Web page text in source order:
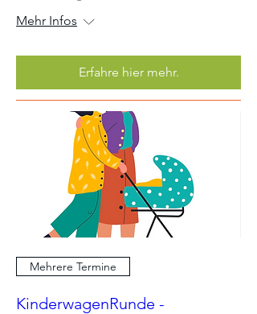
Mehr Infos
Erfahre hier mehr.
Mehrere Termine
KinderwagenRunde -